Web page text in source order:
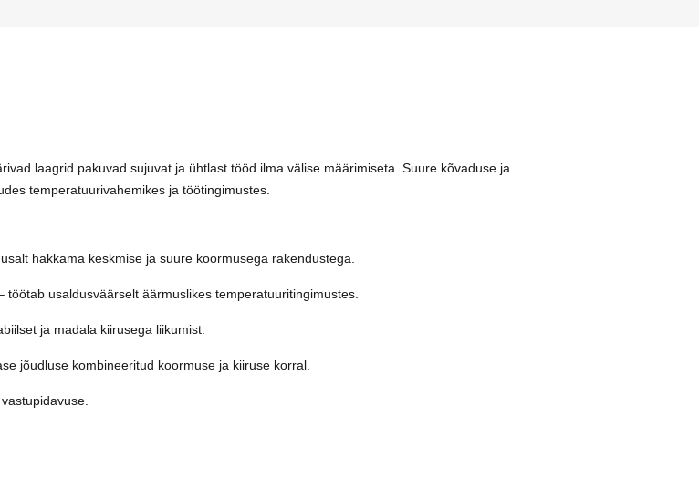
laagrid pakuvad sujuvat ja ühtlast tööd ilma välise määrimiseta. Suure kõvaduse ja
temperatuurivahemikes ja töötingimustes.
hakkama keskmise ja suure koormusega rakendustega.
töötab usaldusväärselt äärmuslikes temperatuuritingimustes.
ja madala kiirusega liikumist.
jõudluse kombineeritud koormuse ja kiiruse korral.